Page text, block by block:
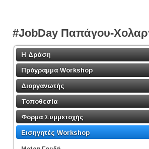
#JobDay Παπάγου-
Η Δράση
Πρόγραμμα Workshop
Διοργανωτής
Τοποθεσία
Φόρμα Συμμετοχής
Εισηγητές Workshop